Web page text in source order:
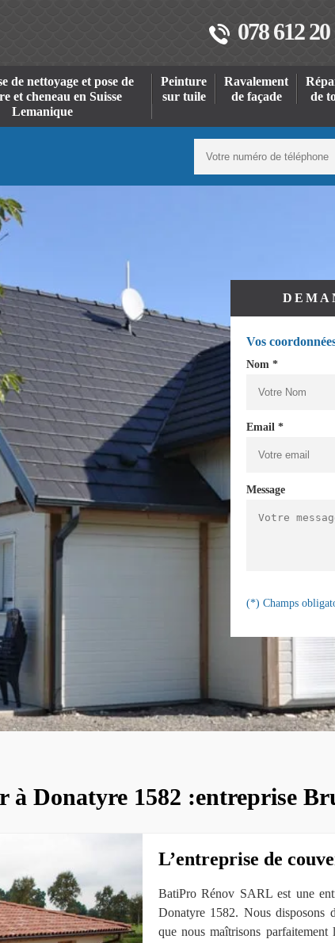
078 612 20
de nettoyage et pose de
et cheneau en Suisse
Lemanique
Peinture
sur tuile
Ravalement
de façade
de
Vos
Nom *
Email *
Message
(*) Champs
à Donatyre 1582 :entreprise
L’entreprise de
BatiPro Rénov SARL est une
Donatyre 1582. Nous disposons
que nous maîtrisons